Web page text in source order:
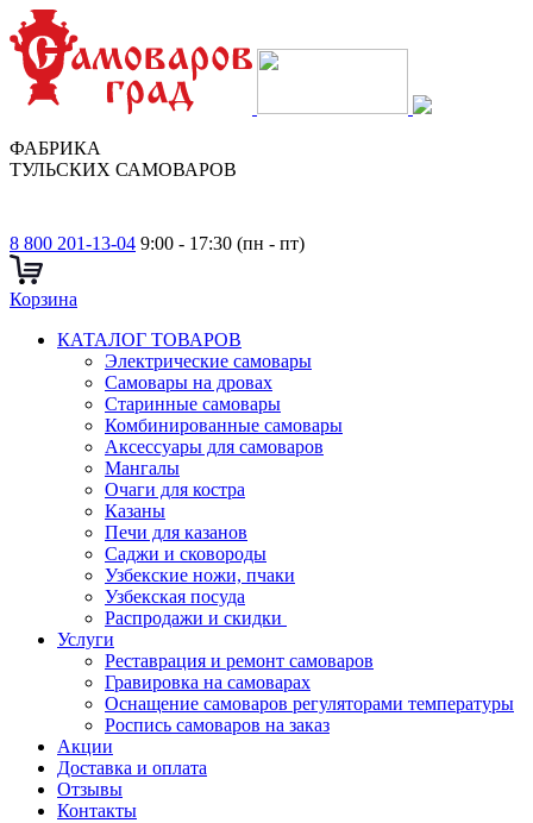
ФАБРИКА
ТУЛЬСКИХ САМОВАРОВ
8 800 201-13-04 9:00 - 17:30 (пн - пт)
Корзина
КАТАЛОГ ТОВАРОВ
Электрические самовары
Cамовары на дровах
Старинные самовары
Комбинированные самовары
Аксессуары для самоваров
Мангалы
Очаги для костра
Казаны
Печи для казанов
Саджи и сковороды
Узбекские ножи, пчаки
Узбекская посуда
Распродажи и скидки
Услуги
Реставрация и ремонт самоваров
Гравировка на самоварах
Оснащение самоваров регуляторами температуры
Роспись самоваров на заказ
Акции
Доставка и оплата
Отзывы
Контакты